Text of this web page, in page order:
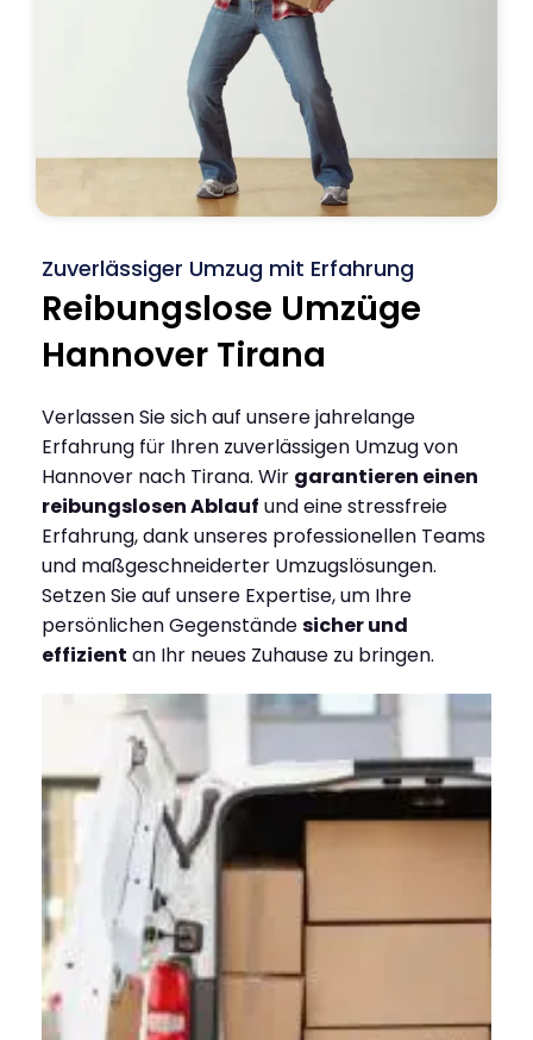
Zuverlässiger Umzug mit Erfahrung
Reibungslose Umzüge
Hannover Tirana
Verlassen Sie sich auf unsere jahrelange
Erfahrung für Ihren zuverlässigen Umzug von
Hannover nach Tirana. Wir garantieren einen
reibungslosen Ablauf und eine stressfreie
Erfahrung, dank unseres professionellen Teams
und maßgeschneiderter Umzugslösungen.
Setzen Sie auf unsere Expertise, um Ihre
persönlichen Gegenständesicher und
effizient an Ihr neues Zuhause zu bringen.